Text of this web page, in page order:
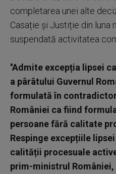
completarea unei alte
Casație și Justiție din luna
suspendată activitatea
''Admite excepția lipsei
a pârâtului Guvernul
formulată în
României ca fiind
persoane fără calitate
Respinge excepțiile
calității procesuale
prim-ministrul